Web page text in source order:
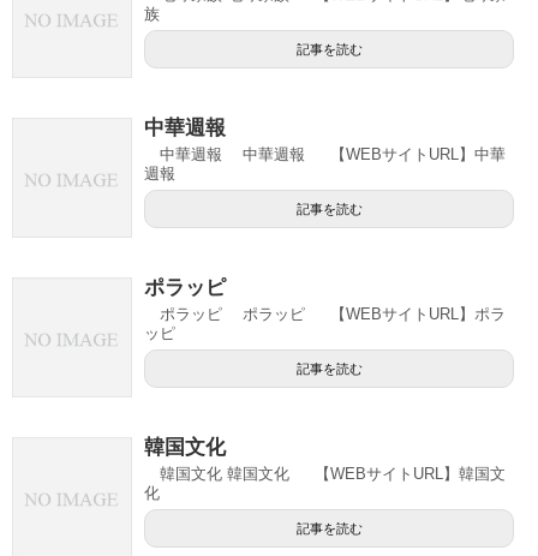
族
記事を読む
中華週報
中華週報 中華週報 【WEBサイトURL】中華
週報
記事を読む
ポラッピ
ポラッピ ポラッピ 【WEBサイトURL】ポラ
ッピ
記事を読む
韓国文化
韓国文化 韓国文化 【WEBサイトURL】韓国文
化
記事を読む